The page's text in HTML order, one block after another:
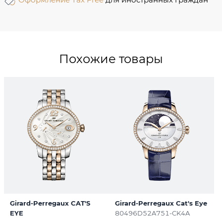
Похожие товары
Girard-Perregaux CAT'S
EYE
Girard-Perregaux Cat's Eye
80496D52A751-CK4A